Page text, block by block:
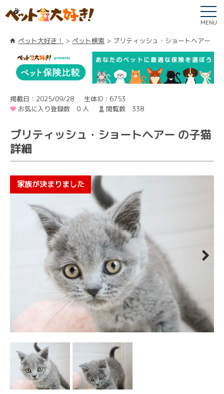
MENU
ペット大好き！ ペット検索 ブリティッシュ・ショートヘアー
掲載日：2025/09/28
生体ID：6753
お気に入り登録数 0 人
閲覧数 338
ブリティッシュ・ショートヘアー の子猫
詳細